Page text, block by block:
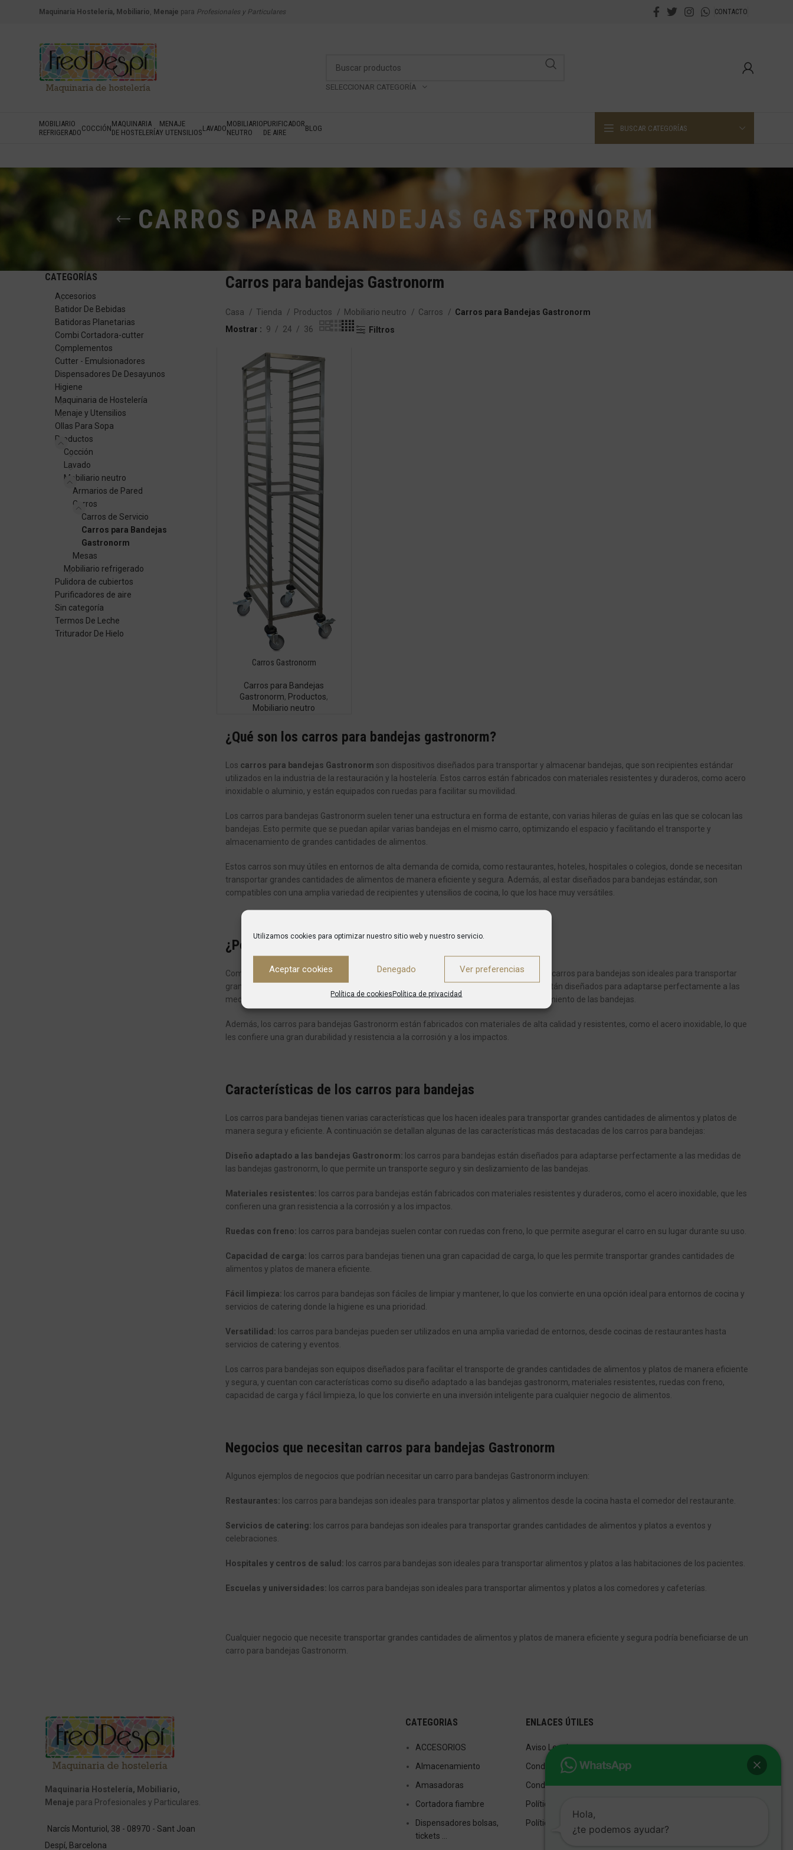
Utilizamos cookies para optimizar nuestro sitio web y nuestro servicio.
Aceptar cookies Denegado Ver preferencias
Política de cookiesPolítica de privacidad
Maquinaria Hostelería, Mobiliario, Menaje para Profesionales y Particulares CONTACTO
SELECCIONAR CATEGORÍA
MOBILIARIO
REFRIGERADOCOCCIÓNMAQUINARIA
DE HOSTELERÍA
MENAJE
Y UTENSILIOSLAVADOMOBILIARIO
NEUTRO
PURIFICADOR
DE AIRE
BLOG BUSCAR CATEGORÍAS
CARROS PARA BANDEJAS GASTRONORM
Carros para bandejas Gastronorm
Casa Tienda Productos Mobiliario neutro Carros
Carros para Bandejas Gastronorm
Mostrar
9 24 36 Filtros
Carros Gastronorm
Carros para Bandejas
Gastronorm, Productos,
Mobiliario neutro
¿Qué son los carros para bandejas gastronorm?
Los carros para bandejas Gastronorm son dispositivos diseñados para transportar y almacenar bandejas, que son recipientes estándar
utilizados en la industria de la restauración y la hostelería. Estos carros están fabricados con materiales resistentes y duraderos, como acero
inoxidable o aluminio, y están equipados con ruedas para facilitar su movilidad.
Los carros para bandejas Gastronorm suelen tener una estructura en forma de estante, con varias hileras de guías en las que se colocan las
bandejas. Esto permite que se puedan apilar varias bandejas en el mismo carro, optimizando el espacio y facilitando el transporte y
almacenamiento de grandes cantidades de alimentos.
Estos carros son muy útiles en entornos de alta demanda de comida, como restaurantes, hoteles, hospitales o colegios, donde se necesitan
transportar grandes cantidades de alimentos de manera eficiente y segura. Además, al estar diseñados para bandejas estándar, son
compatibles con una amplia variedad de recipientes y utensilios de cocina, lo que los hace muy versátiles.
¿Por qué comprar carros para bandejas Gastronorm?
Comprar carros para las bandejas Gastronorm tiene varias ventajas. En primer lugar, los carros para bandejas son ideales para transportar
grandes cantidades de alimentos y platos de manera eficiente y segura. Estos carros están diseñados para adaptarse perfectamente a las
medidas de las bandejas Gastronorm, lo que permite un transporte seguro y sin deslizamiento de las bandejas.
Además, los carros para bandejas Gastronorm están fabricados con materiales de alta calidad y resistentes, como el acero inoxidable, lo que
les confiere una gran durabilidad y resistencia a la corrosión y a los impactos.
Características de los carros para bandejas
Los carros para bandejas tienen varias características que los hacen ideales para transportar grandes cantidades de alimentos y platos de
manera segura y eficiente. A continuación se detallan algunas de las características más destacadas de los carros para bandejas:
Diseño adaptado a las bandejas Gastronorm: los carros para bandejas están diseñados para adaptarse perfectamente a las medidas de
las bandejas gastronorm, lo que permite un transporte seguro y sin deslizamiento de las bandejas.
Materiales resistentes: los carros para bandejas están fabricados con materiales resistentes y duraderos, como el acero inoxidable, que les
confieren una gran resistencia a la corrosión y a los impactos.
Ruedas con freno: los carros para bandejas suelen contar con ruedas con freno, lo que permite asegurar el carro en su lugar durante su uso.
Capacidad de carga: los carros para bandejas tienen una gran capacidad de carga, lo que les permite transportar grandes cantidades de
alimentos y platos de manera eficiente.
Fácil limpieza: los carros para bandejas son fáciles de limpiar y mantener, lo que los convierte en una opción ideal para entornos de cocina y
servicios de catering donde la higiene es una prioridad.
Versatilidad: los carros para bandejas pueden ser utilizados en una amplia variedad de entornos, desde cocinas de restaurantes hasta
servicios de catering y eventos.
Los carros para bandejas son equipos diseñados para facilitar el transporte de grandes cantidades de alimentos y platos de manera eficiente
y segura, y cuentan con características como su diseño adaptado a las bandejas gastronorm, materiales resistentes, ruedas con freno,
capacidad de carga y fácil limpieza, lo que los convierte en una inversión inteligente para cualquier negocio de alimentos.
Negocios que necesitan carros para bandejas Gastronorm
Algunos ejemplos de negocios que podrían necesitar un carro para bandejas Gastronorm incluyen:
Restaurantes: los carros para bandejas son ideales para transportar platos y alimentos desde la cocina hasta el comedor del restaurante.
Servicios de catering: los carros para bandejas son ideales para transportar grandes cantidades de alimentos y platos a eventos y
celebraciones.
Hospitales y centros de salud: los carros para bandejas son ideales para transportar alimentos y platos a las habitaciones de los pacientes.
Escuelas y universidades: los carros para bandejas son ideales para transportar alimentos y platos a los comedores y cafeterías.
Cualquier negocio que necesite transportar grandes cantidades de alimentos y platos de manera eficiente y segura podría beneficiarse de un
carro para bandejas Gastronorm.
CATEGORÍAS
Accesorios
Batidor De Bebidas
Batidoras Planetarias
Combi Cortadora-cutter
Complementos
Cutter - Emulsionadores
Dispensadores De Desayunos
Higiene
Maquinaria de Hostelería
Menaje y Utensilios
Ollas Para Sopa
Productos
Cocción
Lavado
Mobiliario neutro
Armarios de Pared
Carros
Carros de Servicio
Carros para Bandejas
Gastronorm
Mesas
Mobiliario refrigerado
Pulidora de cubiertos
Purificadores de aire
Sin categoría
Termos De Leche
Triturador De Hielo
Maquinaria Hostelería, Mobiliario,
Menaje para Profesionales y Particulares.
Narcís Monturiol, 38 - 08970 - Sant Joan
Despí, Barcelona
CATEGORIAS
ACCESORIOS
Almacenamiento
Amasadoras
Cortadora fiambre
Dispensadores bolsas,
tickets …
ENLACES ÚTILES
Aviso Legal
Condiciones de Venta
Condiciones de Uso
Política de privacidad
Política de cookies
Hola,
¿te podemos ayudar?